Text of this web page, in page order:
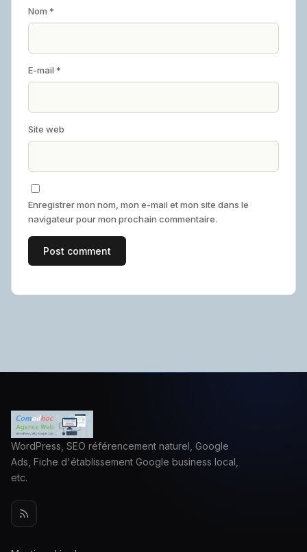
Nom *
E-mail *
Site web
Enregistrer mon nom, mon e-mail et mon site dans le
navigateur pour mon prochain commentaire.
WordPress, SEO référencement naturel, Google
Ads, Fiche d'établissement Google business local,
etc.